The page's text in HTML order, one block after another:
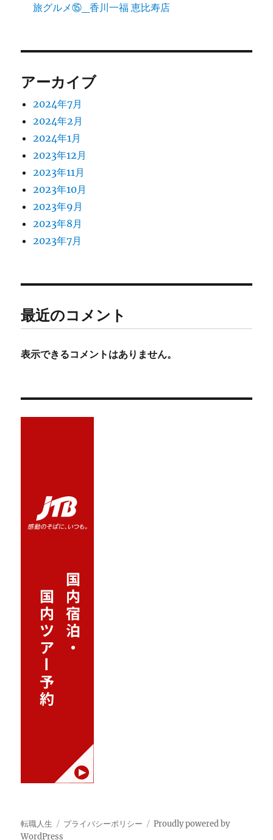
旅グルメ⑮_香川一福 恵比寿店
アーカイブ
2024年7月
2024年2月
2024年1月
2023年12月
2023年11月
2023年10月
2023年9月
2023年8月
2023年7月
最近のコメント
表示できるコメントはありません。
転職人生 プライバシーポリシー
Proudly powered by
WordPress